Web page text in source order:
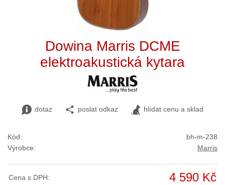
Dowina Marris DCME
elektroakustická kytara
dotaz poslat odkaz hlídat cenu a sklad
Kód:
bh-m-238
Výrobce:
Marris
Cena s DPH: 4 590 Kč